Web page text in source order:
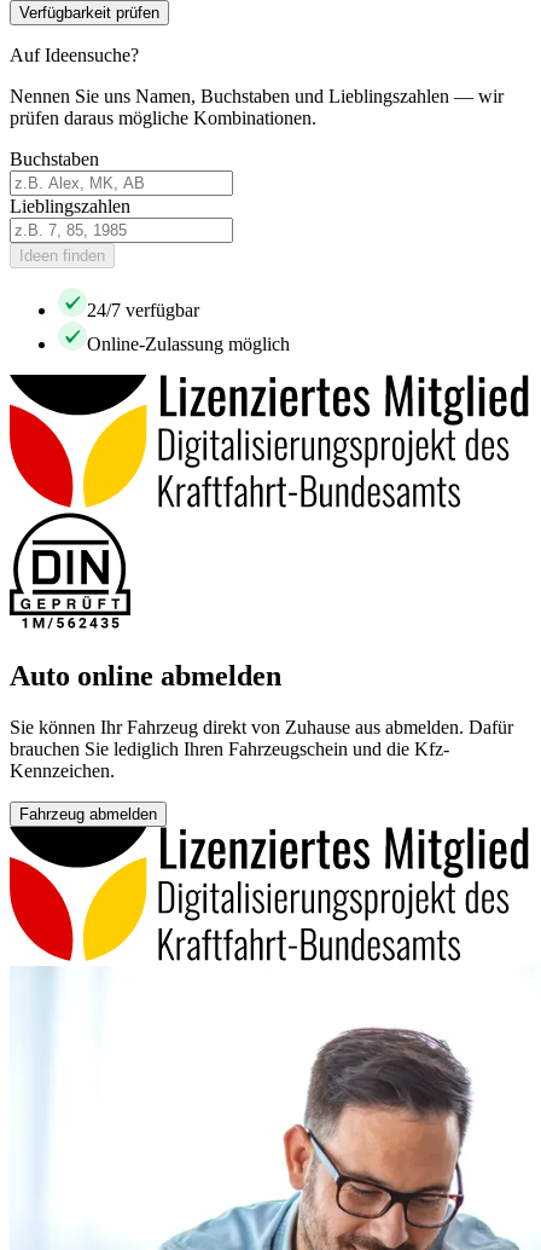
Verfügbarkeit prüfen
Auf Ideensuche?
Nennen Sie uns Namen, Buchstaben und Lieblingszahlen — wir
prüfen daraus mögliche Kombinationen.
Buchstaben
Lieblingszahlen
Ideen finden
24/7 verfügbar
Online-Zulassung möglich
Auto online abmelden
Sie können Ihr Fahrzeug direkt von Zuhause aus abmelden. Dafür
brauchen Sie lediglich Ihren Fahrzeugschein und die Kfz-
Kennzeichen.
Fahrzeug abmelden